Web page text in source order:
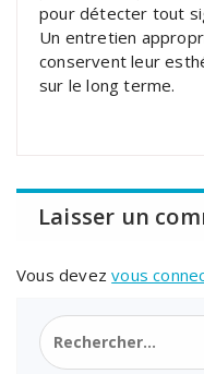
pour détecter tout
Un entretien
conservent leur
sur le long terme.
Laisser un
Vous devezvous
Rechercher :